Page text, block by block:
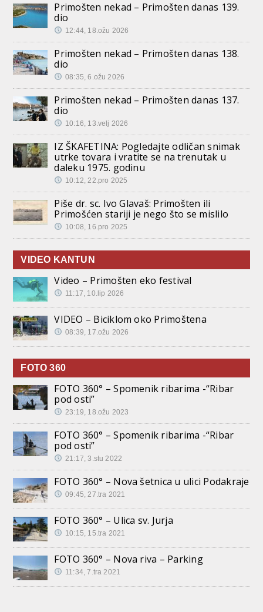
Primošten nekad – Primošten danas 139.
dio
12:44, 18.ožu 2026
Primošten nekad – Primošten danas 138.
dio
08:35, 6.ožu 2026
Primošten nekad – Primošten danas 137.
dio
10:16, 13.velj 2026
IZ ŠKAFETINA: Pogledajte odličan snimak
utrke tovara i vratite se na trenutak u
daleku 1975. godinu
10:12, 22.pro 2025
Piše dr. sc. Ivo Glavaš: Primošten ili
Primošćen stariji je nego što se mislilo
10:08, 16.pro 2025
VIDEO KANTUN
Video – Primošten eko festival
11:17, 10.lip 2026
VIDEO – Biciklom oko Primoštena
08:39, 17.ožu 2026
FOTO 360
FOTO 360° – Spomenik ribarima -“Ribar
pod osti”
23:19, 18.ožu 2023
FOTO 360° – Spomenik ribarima -“Ribar
pod osti”
21:17, 3.stu 2022
FOTO 360° – Nova šetnica u ulici Podakraje
09:45, 27.tra 2021
FOTO 360° – Ulica sv. Jurja
10:15, 15.tra 2021
FOTO 360° – Nova riva – Parking
11:34, 7.tra 2021